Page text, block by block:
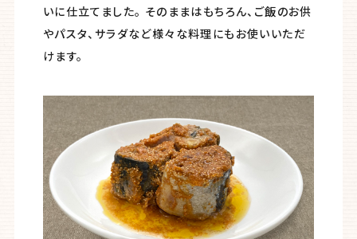
いに仕立てました。 そのままはもちろん、ご飯のお供
やパスタ、サラダなど様々な料理にもお使いいただ
けます。